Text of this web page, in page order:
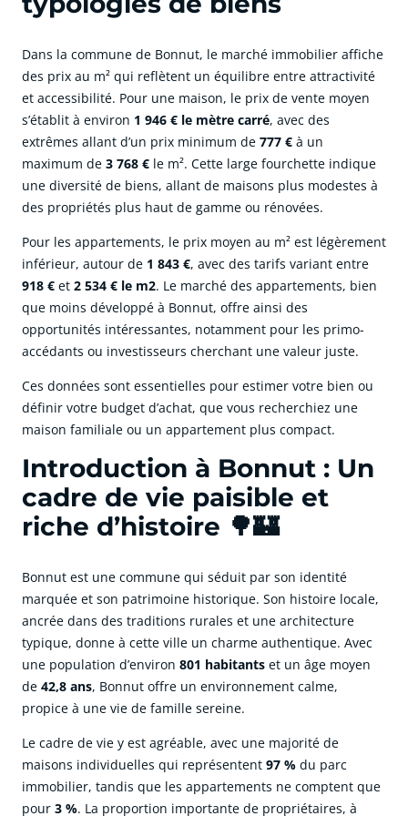
Dans la commune de Bonnut, le marché immobilier affiche
des prix au m² qui reflètent un équilibre entre attractivité
et accessibilité. Pour une maison, le prix de vente moyen
s’établit à environ 1 946 € le mètre carré, avec des
extrêmes allant d’un prix minimum de 777 € à un
maximum de 3 768 € le m². Cette large fourchette indique
une diversité de biens, allant de maisons plus modestes à
des propriétés plus haut de gamme ou rénovées.
Pour les appartements, le prix moyen au m² est légèrement
inférieur, autour de 1 843 €, avec des tarifs variant entre
918 € et 2 534 € le m2. Le marché des appartements, bien
que moins développé à Bonnut, offre ainsi des
opportunités intéressantes, notamment pour les primo-
accédants ou investisseurs cherchant une valeur juste.
Ces données sont essentielles pour estimer votre bien ou
définir votre budget d’achat, que vous recherchiez une
maison familiale ou un appartement plus compact.
Introduction à Bonnut : Un
cadre de vie paisible et
riche d’histoire 🌳🏰
Bonnut est une commune qui séduit par son identité
marquée et son patrimoine historique. Son histoire locale,
ancrée dans des traditions rurales et une architecture
typique, donne à cette ville un charme authentique. Avec
une population d’environ 801 habitants et un âge moyen
de 42,8 ans, Bonnut offre un environnement calme,
propice à une vie de famille sereine.
Le cadre de vie y est agréable, avec une majorité de
maisons individuelles qui représentent 97 % du parc
immobilier, tandis que les appartements ne comptent que
pour 3 %. La proportion importante de propriétaires, à